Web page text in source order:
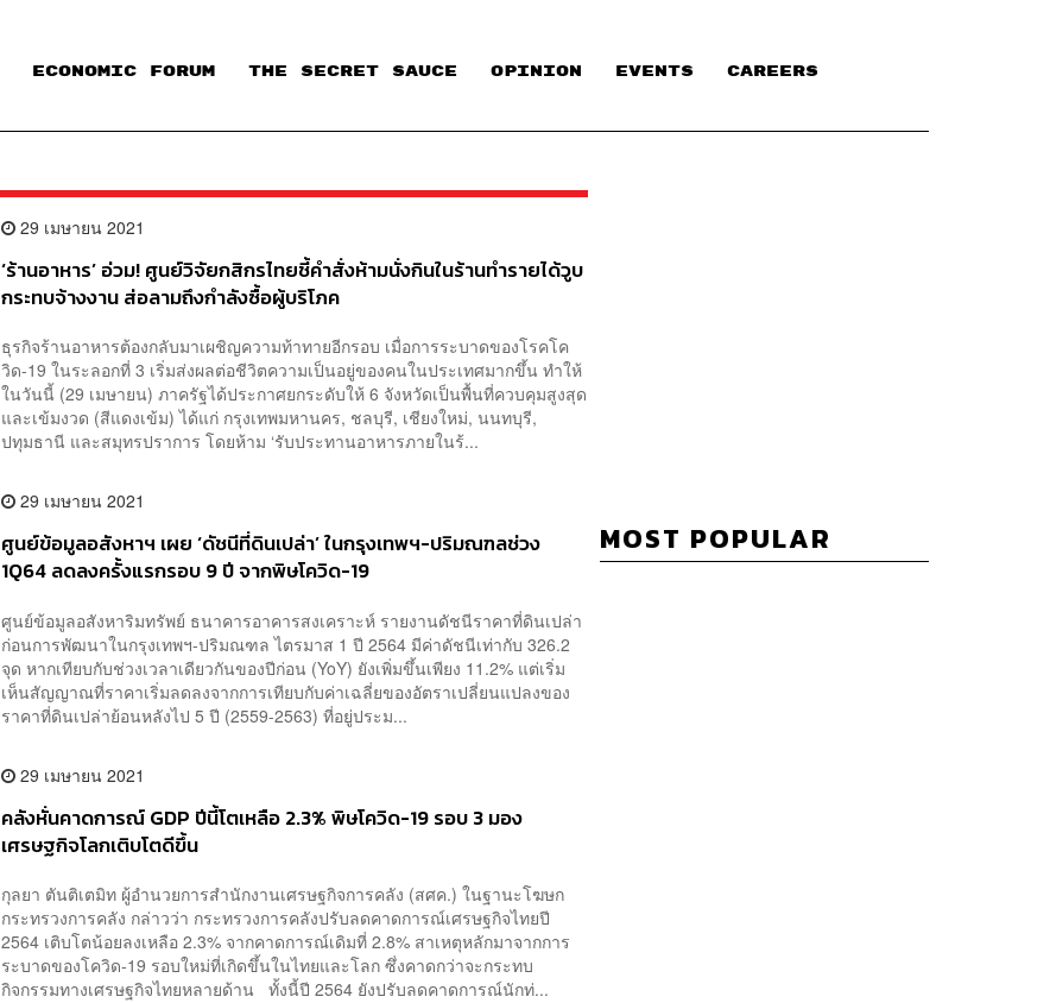
ECONOMIC FORUM THE SECRET SAUCE​ OPINION EVENTS CAREERS
29 เมษายน 2021
‘ร้านอาหาร’ อ่วม! ศูนย์วิจัยกสิกรไทยชี้คำสั่งห้ามนั่งกินในร้านทำรายได้วูบ
กระทบจ้างงาน ส่อลามถึงกำลังซื้อผู้บริโภค
ธุรกิจร้านอาหารต้องกลับมาเผชิญความท้าทายอีกรอบ เมื่อการระบาดของโรคโค
วิด-19 ในระลอกที่ 3 เริ่มส่งผลต่อชีวิตความเป็นอยู่ของคนในประเทศมากขึ้น ทำให้
ในวันนี้ (29 เมษายน) ภาครัฐได้ประกาศยกระดับให้ 6 จังหวัดเป็นพื้นที่ควบคุมสูงสุด
และเข้มงวด (สีแดงเข้ม) ได้แก่ กรุงเทพมหานคร, ชลบุรี, เชียงใหม่, นนทบุรี,
ปทุมธานี และสมุทรปราการ โดยห้าม ‘รับประทานอาหารภายในร้...
29 เมษายน 2021
ศูนย์ข้อมูลอสังหาฯ เผย ‘ดัชนีที่ดินเปล่า’ ในกรุงเทพฯ-ปริมณฑลช่วง
1Q64 ลดลงครั้งแรกรอบ 9 ปี จากพิษโควิด-19
ศูนย์ข้อมูลอสังหาริมทรัพย์ ธนาคารอาคารสงเคราะห์ รายงานดัชนีราคาที่ดินเปล่า
ก่อนการพัฒนาในกรุงเทพฯ-ปริมณฑล ไตรมาส 1 ปี 2564 มีค่าดัชนีเท่ากับ 326.2
จุด หากเทียบกับช่วงเวลาเดียวกันของปีก่อน (YoY) ยังเพิ่มขึ้นเพียง 11.2% แต่เริ่ม
เห็นสัญญาณที่ราคาเริ่มลดลงจากการเทียบกับค่าเฉลี่ยของอัตราเปลี่ยนแปลงของ
ราคาที่ดินเปล่าย้อนหลังไป 5 ปี (2559-2563) ที่อยู่ประม...
29 เมษายน 2021
คลังหั่นคาดการณ์ GDP ปีนี้โตเหลือ 2.3% พิษโควิด-19 รอบ 3 มอง
เศรษฐกิจโลกเติบโตดีขึ้น
กุลยา ตันติเตมิท ผู้อำนวยการสำนักงานเศรษฐกิจการคลัง (สศค.) ในฐานะโฆษก
กระทรวงการคลัง กล่าวว่า กระทรวงการคลังปรับลดคาดการณ์เศรษฐกิจไทยปี
2564 เติบโตน้อยลงเหลือ 2.3% จากคาดการณ์เดิมที่ 2.8% สาเหตุหลักมาจากการ
ระบาดของโควิด-19 รอบใหม่ที่เกิดขึ้นในไทยและโลก ซึ่งคาดกว่าจะกระทบ
กิจกรรมทางเศรษฐกิจไทยหลายด้าน ทั้งนี้ปี 2564 ยังปรับลดคาดการณ์นักท่...
MOST POPULAR